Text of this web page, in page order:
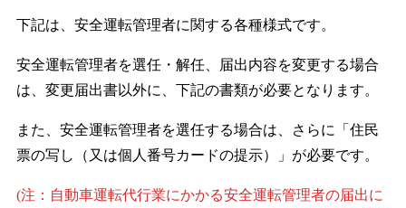
下記は、安全運転管理者に関する各種様式です。
安全運転管理者を選任・解任、届出内容を変更する場合
は、変更届出書以外に、下記の書類が必要となります。
また、安全運転管理者を選任する場合は、さらに「住民
票の写し（又は個人番号カードの提示）」が必要です。
(注：自動車運転代行業にかかる安全運転管理者の届出に